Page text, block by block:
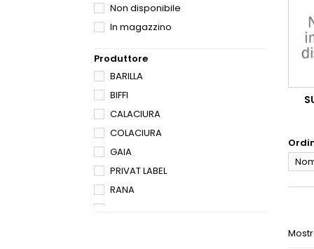
Non disponibile
In magazzino
Produttore
BARILLA
BIFFI
CALACIURA
COLACIURA
GAIA
PRIVAT LABEL
RANA